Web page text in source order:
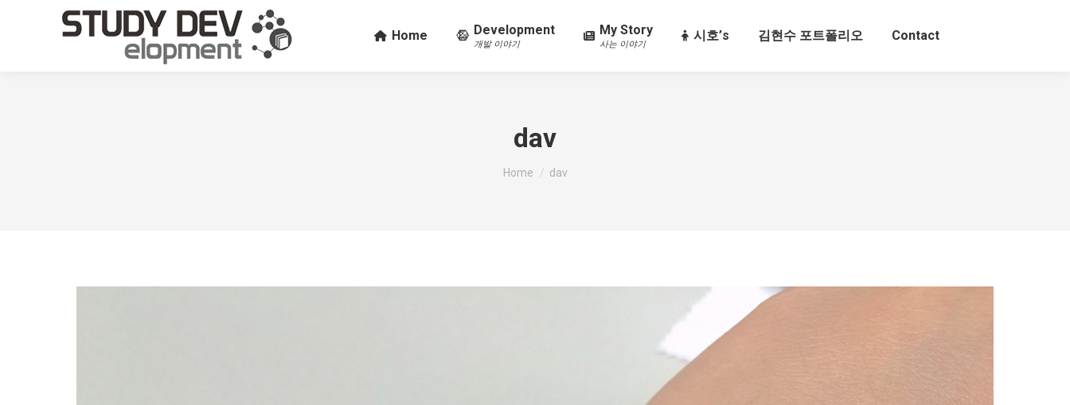
Home Development
개발 이야기
My Story
사는 이야기
시호’s 김현수 포트폴리오 Contact
dav
You are here:
Home dav